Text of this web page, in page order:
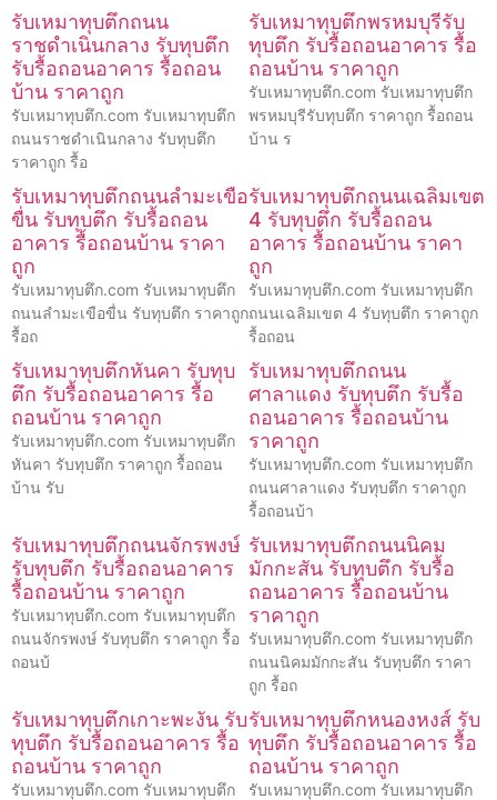
รับเหมาทุบตึกถนน
ราชดำเนินกลาง รับทุบตึก
รับรื้อถอนอาคาร รื้อถอน
บ้าน ราคาถูก
รับเหมาทุบตึก.com รับเหมาทุบตึก
ถนนราชดำเนินกลาง รับทุบตึก
ราคาถูก รื้อ
รับเหมาทุบตึกพรหมบุรีรับ
ทุบตึก รับรื้อถอนอาคาร รื้อ
ถอนบ้าน ราคาถูก
รับเหมาทุบตึก.com รับเหมาทุบตึก
พรหมบุรีรับทุบตึก ราคาถูก รื้อถอน
บ้าน ร
รับเหมาทุบตึกถนนลำมะเขือ
ขื่น รับทุบตึก รับรื้อถอน
อาคาร รื้อถอนบ้าน ราคา
ถูก
รับเหมาทุบตึก.com รับเหมาทุบตึก
ถนนลำมะเขือขื่น รับทุบตึก ราคาถูก
รื้อถ
รับเหมาทุบตึกถนนเฉลิมเขต
4 รับทุบตึก รับรื้อถอน
อาคาร รื้อถอนบ้าน ราคา
ถูก
รับเหมาทุบตึก.com รับเหมาทุบตึก
ถนนเฉลิมเขต 4 รับทุบตึก ราคาถูก
รื้อถอน
รับเหมาทุบตึกหันคา รับทุบ
ตึก รับรื้อถอนอาคาร รื้อ
ถอนบ้าน ราคาถูก
รับเหมาทุบตึก.com รับเหมาทุบตึก
หันคา รับทุบตึก ราคาถูก รื้อถอน
บ้าน รับ
รับเหมาทุบตึกถนน
ศาลาแดง รับทุบตึก รับรื้อ
ถอนอาคาร รื้อถอนบ้าน
ราคาถูก
รับเหมาทุบตึก.com รับเหมาทุบตึก
ถนนศาลาแดง รับทุบตึก ราคาถูก
รื้อถอนบ้า
รับเหมาทุบตึกถนนจักรพงษ์
รับทุบตึก รับรื้อถอนอาคาร
รื้อถอนบ้าน ราคาถูก
รับเหมาทุบตึก.com รับเหมาทุบตึก
ถนนจักรพงษ์ รับทุบตึก ราคาถูก รื้อ
ถอนบ้
รับเหมาทุบตึกถนนนิคม
มักกะสัน รับทุบตึก รับรื้อ
ถอนอาคาร รื้อถอนบ้าน
ราคาถูก
รับเหมาทุบตึก.com รับเหมาทุบตึก
ถนนนิคมมักกะสัน รับทุบตึก ราคา
ถูก รื้อถ
รับเหมาทุบตึกเกาะพะงัน รับ
ทุบตึก รับรื้อถอนอาคาร รื้อ
ถอนบ้าน ราคาถูก
รับเหมาทุบตึก.com รับเหมาทุบตึก
รับเหมาทุบตึกหนองหงส์ รับ
ทุบตึก รับรื้อถอนอาคาร รื้อ
ถอนบ้าน ราคาถูก
รับเหมาทุบตึก.com รับเหมาทุบตึก